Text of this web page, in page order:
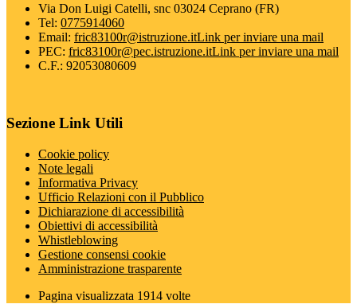
Via Don Luigi Catelli, snc 03024 Ceprano (FR)
Tel: 0775914060
Email: fric83100r@istruzione.itLink per inviare una mail
PEC: fric83100r@pec.istruzione.itLink per inviare una mail
C.F.: 92053080609
Sezione Link Utili
Cookie policy
Note legali
Informativa Privacy
Ufficio Relazioni con il Pubblico
Dichiarazione di accessibilità
Obiettivi di accessibilità
Whistleblowing
Gestione consensi cookie
Amministrazione trasparente
Pagina visualizzata 1914 volte